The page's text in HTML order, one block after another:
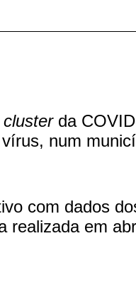
clusterda
num
com dados
realizada em